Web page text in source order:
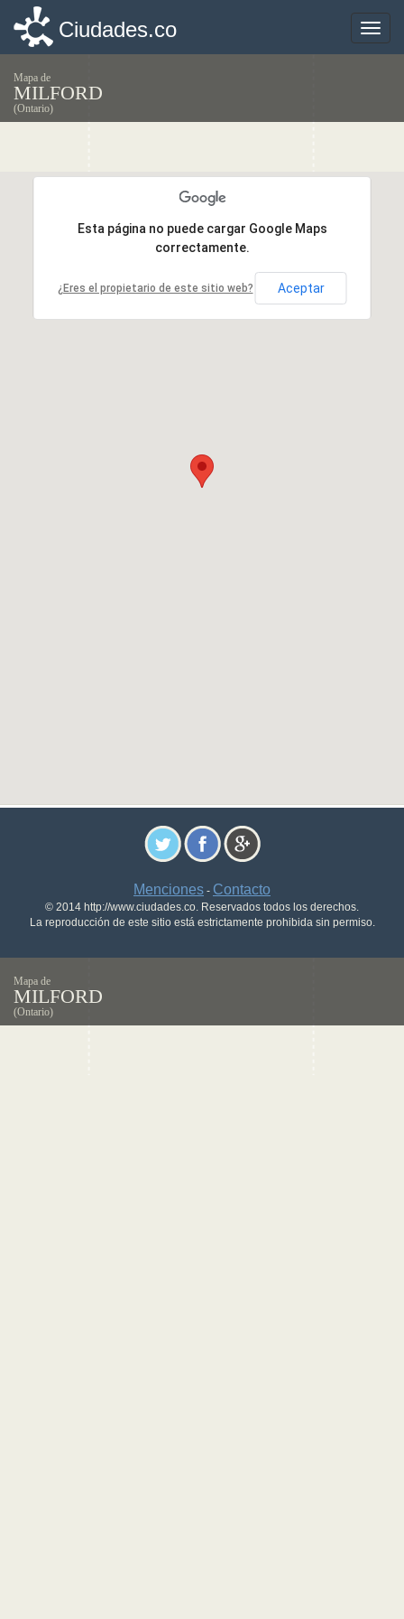
Toggle
Ciudades.co
Mapa de
MILFORD
(Ontario)
Esta página no puede cargar Google Maps
correctamente.
¿Eres el propietario de este sitio web? Aceptar
Esta página no puede cargar Google Maps
correctamente.
¿Eres el propietario de este sitio web? Aceptar
Menciones - Contacto
© 2014 http://www.ciudades.co. Reservados todos los derechos.
La reproducción de este sitio está estrictamente prohibida sin permiso.
Toggle
Ciudades.co
Mapa de
MILFORD
(Ontario)